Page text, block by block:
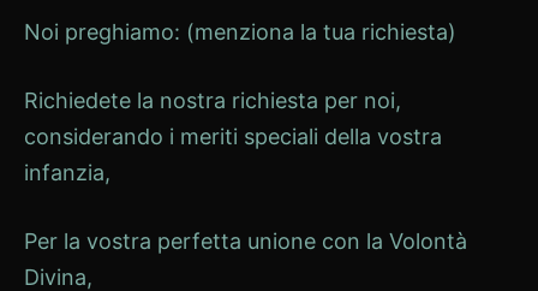
Noi preghiamo: (menziona la tua richiesta)
Richiedete la nostra richiesta per noi,
considerando i meriti speciali della vostra
infanzia,
Per la vostra perfetta unione con la Volontà
Divina,